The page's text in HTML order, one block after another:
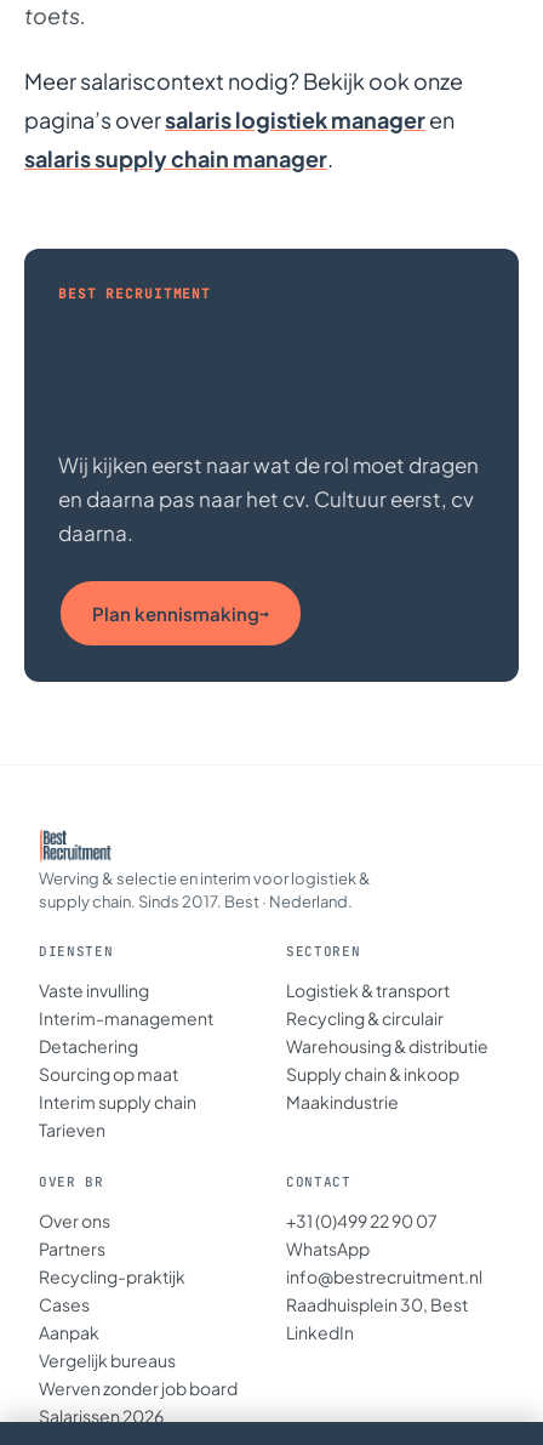
toets.
Meer salariscontext nodig? Bekijk ook onze
pagina’s oversalaris logistiek manageren
salaris supply chain manager.
BEST RECRUITMENT
Wij kijken eerst naar wat de rol moet dragen
en daarna pas naar het cv. Cultuur eerst, cv
daarna.
Plan kennismaking→
Werving & selectie en interim voor logistiek &
supply chain. Sinds 2017. Best · Nederland.
DIENSTEN
Vaste invulling
Interim-management
Detachering
Sourcing op maat
Interim supply chain
Tarieven
SECTOREN
Logistiek & transport
Recycling & circulair
Warehousing & distributie
Supply chain & inkoop
Maakindustrie
OVER BR
Over ons
Partners
Recycling-praktijk
Cases
Aanpak
Vergelijk bureaus
Werven zonder job board
Salarissen 2026
CONTACT
+31 (0)499 22 90 07
WhatsApp
info@bestrecruitment.nl
Raadhuisplein 30, Best
LinkedIn